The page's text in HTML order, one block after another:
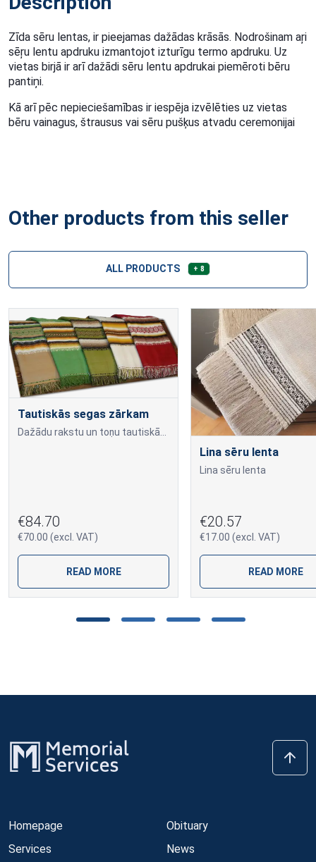
Zīda sēru lentas, ir pieejamas dažādas krāsās. Nodrošinam aŗi
sēŗu lentu apdruku izmantojot izturīgu termo apdruku. Uz
vietas birjā ir arī dažādi sēru lentu apdrukai piemēroti bēru
pantiņi.
Kā arī pēc nepieciešamības ir iespēja izvēlēties uz vietas
bēru vainagus, štrausus vai sēru pušķus atvadu ceremonijai
Other products from this seller
ALL PRODUCTS + 8
Tautiskās segas zārkam
€84.70
€70.00 (excl. VAT)
READ MORE
Lina sēru lenta
Lina sēru lenta
€20.57
€17.00 (excl. VAT)
READ MORE
Homepage
Services
Obituary
News